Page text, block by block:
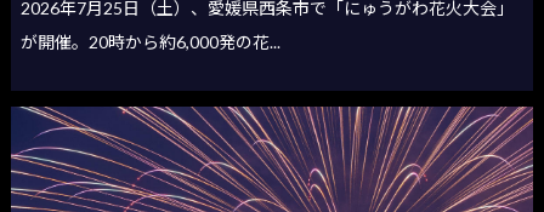
2026年7月25日（土）、愛媛県西条市で「にゅうがわ花火大会」
が開催。20時から約6,000発の花...